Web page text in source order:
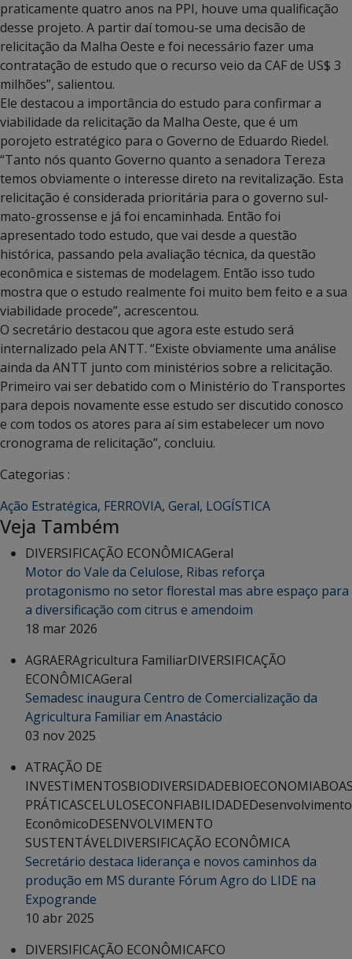
praticamente quatro anos na PPI, houve uma qualificação
desse projeto. A partir daí tomou-se uma decisão de
relicitação da Malha Oeste e foi necessário fazer uma
contratação de estudo que o recurso veio da CAF de US$ 3
milhões”, salientou.
Ele destacou a importância do estudo para confirmar a
viabilidade da relicitação da Malha Oeste, que é um
porojeto estratégico para o Governo de Eduardo Riedel.
“Tanto nós quanto Governo quanto a senadora Tereza
temos obviamente o interesse direto na revitalização. Esta
relicitação é considerada prioritária para o governo sul-
mato-grossense e já foi encaminhada. Então foi
apresentado todo estudo, que vai desde a questão
histórica, passando pela avaliação técnica, da questão
econômica e sistemas de modelagem. Então isso tudo
mostra que o estudo realmente foi muito bem feito e a sua
viabilidade procede”, acrescentou.
O secretário destacou que agora este estudo será
internalizado pela ANTT. “Existe obviamente uma análise
ainda da ANTT junto com ministérios sobre a relicitação.
Primeiro vai ser debatido com o Ministério do Transportes
para depois novamente esse estudo ser discutido conosco
e com todos os atores para aí sim estabelecer um novo
cronograma de relicitação”, concluiu.
Categorias :
Ação Estratégica, FERROVIA, Geral, LOGÍSTICA
Veja Também
DIVERSIFICAÇÃO ECONÔMICAGeral
Motor do Vale da Celulose, Ribas reforça
protagonismo no setor florestal mas abre espaço para
a diversificação com citrus e amendoim
18 mar 2026
AGRAERAgricultura FamiliarDIVERSIFICAÇÃO
ECONÔMICAGeral
Semadesc inaugura Centro de Comercialização da
Agricultura Familiar em Anastácio
03 nov 2025
ATRAÇÃO DE
INVESTIMENTOSBIODIVERSIDADEBIOECONOMIA
PRÁTICASCELULOSECONFIABILIDADEDesenvolvimento
EconômicoDESENVOLVIMENTO
SUSTENTÁVELDIVERSIFICAÇÃO ECONÔMICA
Secretário destaca liderança e novos caminhos da
produção em MS durante Fórum Agro do LIDE na
Expogrande
10 abr 2025
DIVERSIFICAÇÃO ECONÔMICAFCO